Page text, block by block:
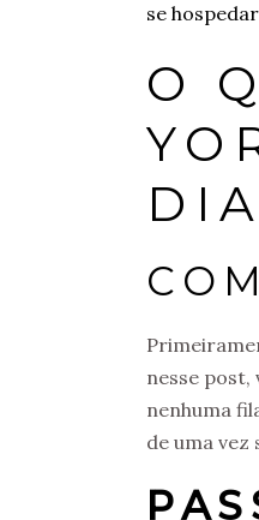
se
O
nesse post,
nenhuma
de uma vez